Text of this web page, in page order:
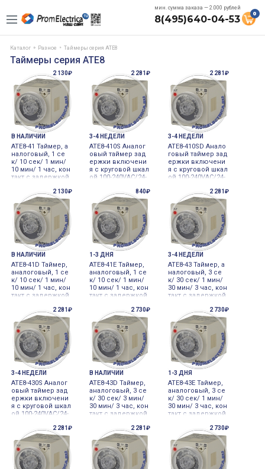
мин. сумма заказа — 2.000 рублей
8(495)640-04-53 0
Каталог Разное Таймеры серия ATE8
Таймеры серия ATE8
2 130₽
В НАЛИЧИИ
ATE8-41 Таймер, а
налоговый, 1 се
к/ 10 сек/ 1 мин/
10 мин/ 1 час, кон
такт с задержкой
контакт 1a, 8-конт
актный (требуетс
я сокет), 110-240 В
~ 50/60 Гц, 24-240
В= 100-240VAC/24-
2
2 281₽
3-4 НЕДЕЛИ
ATE8-410S Аналог
овый таймер зад
ержки включени
я с круговой шкал
ой 100-240VAC/24-
2 281₽
3-4 НЕДЕЛИ
ATE8-410SD Анало
говый таймер зад
ержки включени
я с круговой шкал
ой 100-240VAC/24-
2 130₽
В НАЛИЧИИ
ATE8-41D Таймер,
аналоговый, 1 се
к/ 10 сек/ 1 мин/
10 мин/ 1 час, кон
такт с задержкой
(требуется соке
т), 110-240 В~ 50/6
0 Гц, 24-240 В= 100-
240VAC/24-240VDC
840₽
1-3 ДНЯ
ATE8-41E Таймер,
аналоговый, 1 се
к/ 10 сек/ 1 мин/
10 мин/ 1 час, кон
такт с задержкой
контакт 1C, 8-конт
актный (требуетс
я сокет), 110-240 В
~ 50/60 Гц, 24-240
В= 100-240VAC/24-
2 281₽
3-4 НЕДЕЛИ
ATE8-43 Таймер, а
налоговый, 3 се
к/ 30 сек/ 1 мин/
30 мин/ 3 час, кон
такт с задержкой
контакт 1a, 8-конт
актный (требуетс
я сокет), 110-240 В
~ 50/60 Гц, 24-240
В= 100-240VAC/24-
2
2 281₽
3-4 НЕДЕЛИ
ATE8-430S Аналог
овый таймер зад
ержки включени
я с круговой шкал
ой 100-240VAC/24-
2 730₽
В НАЛИЧИИ
ATE8-43D Таймер,
аналоговый, 3 се
к/ 30 сек/ 3 мин/
30 мин/ 3 час, кон
такт с задержкой
(требуется соке
т), 110-240 В~ 50/6
0 Гц, 24-240 В= 100-
240VAC/24-240VDC
3S/3
2 730₽
1-3 ДНЯ
ATE8-43E Таймер,
аналоговый, 3 се
к/ 30 сек/ 1 мин/
30 мин/ 3 час, кон
такт с задержкой
контакт 1C, 8-конт
актный (требуетс
я сокет), 110-240 В
~ 50/60 Гц, 24-240
В= 100-240VAC/24-
2 281₽ 2 281₽ 2 730₽